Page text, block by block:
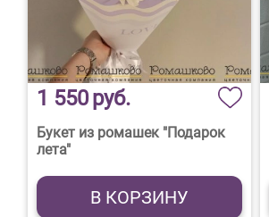
1 550руб.
Букет из ромашек "Подарок
лета"
В КОРЗИНУ